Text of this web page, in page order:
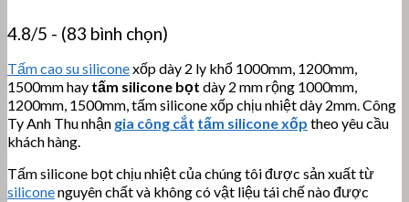
4.8/5 - (83 bình chọn)
Tấm cao su siliconexốp dày 2 ly khổ 1000mm, 1200mm,
1500mm hay tấm silicone bọt dày 2 mm rộng 1000mm,
1200mm, 1500mm, tấm silicone xốp chịu nhiệt dày 2mm. Công
Ty Anh Thu nhận gia công cắt tấm silicone xốp theo yêu cầu
khách hàng.
Tấm silicone bọt chịu nhiệt của chúng tôi được sản xuất từ
siliconenguyên chất và không có vật liệu tái chế nào được